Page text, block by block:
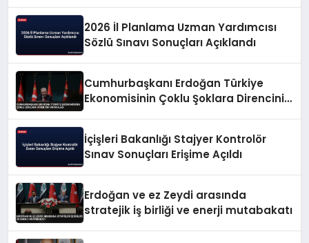
2026 İl Planlama Uzman Yardımcısı
Sözlü Sınavı Sonuçları Açıklandı
Cumhurbaşkanı Erdoğan Türkiye
Ekonomisinin Çoklu Şoklara Direncini
İçişleri Bakanlığı Stajyer Kontrolör
Sınav Sonuçları Erişime Açıldı
Erdoğan ve ez Zeydi arasında
stratejik iş birliği ve enerji mutabakatı